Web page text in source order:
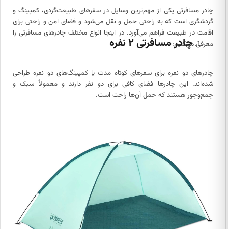
چادر مسافرتی یکی از مهم‌ترین وسایل در سفرهای طبیعت‌گردی، کمپینگ و
گردشگری است که به راحتی حمل و نقل می‌شود و فضای امن و راحتی برای
اقامت در طبیعت فراهم می‌آورد. در اینجا انواع مختلف چادرهای مسافرتی را
معرفی می‌کنیم:چادر مسافرتی ۲ نفره
چادرهای دو نفره برای سفرهای کوتاه مدت یا کمپینگ‌های دو نفره طراحی
شده‌اند. این چادرها فضای کافی برای دو نفر دارند و معمولاً سبک و
جمع‌وجور هستند که حمل آن‌ها راحت است.